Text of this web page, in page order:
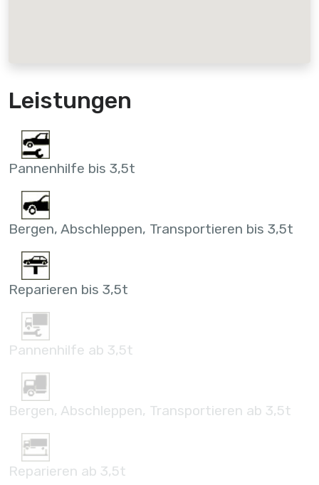
Leistungen
Pannenhilfe bis 3,5t
Bergen, Abschleppen, Transportieren bis 3,5t
Reparieren bis 3,5t
Pannenhilfe ab 3,5t
Bergen, Abschleppen, Transportieren ab 3,5t
Reparieren ab 3,5t